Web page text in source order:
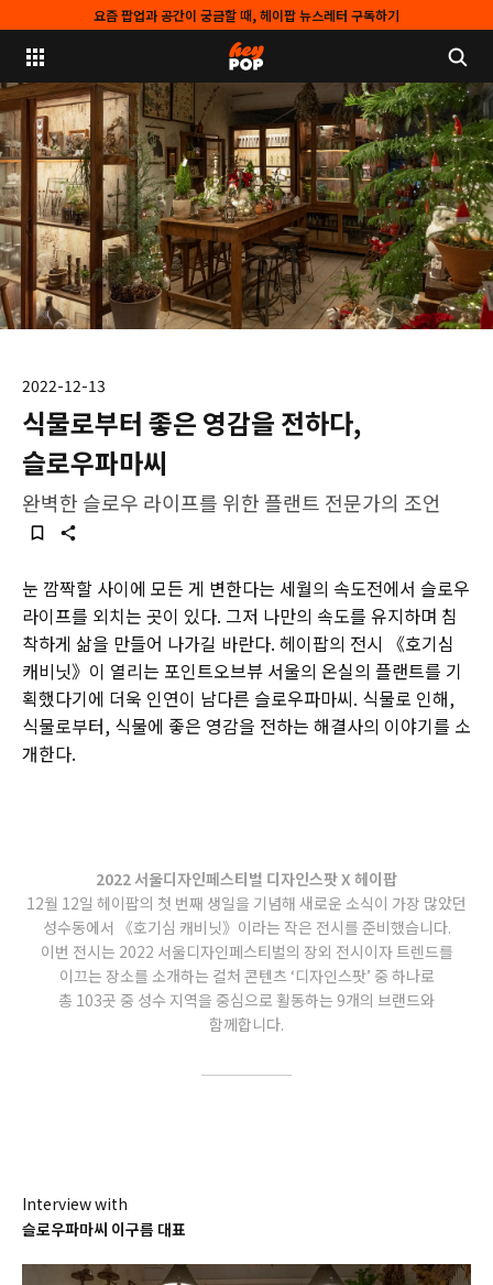
요즘 팝업과 공간이 궁금할 때, 헤이팝 뉴스레터 구독하기
2022-12-13
식물로부터 좋은 영감을 전하다,
슬로우파마씨
완벽한 슬로우 라이프를 위한 플랜트 전문가의 조언
눈 깜짝할 사이에 모든 게 변한다는 세월의 속도전에서 슬로우
라이프를 외치는 곳이 있다. 그저 나만의 속도를 유지하며 침
착하게 삶을 만들어 나가길 바란다. 헤이팝의 전시 《호기심
캐비닛》이 열리는 포인트오브뷰 서울의 온실의 플랜트를 기
획했다기에 더욱 인연이 남다른 슬로우파마씨. 식물로 인해,
식물로부터, 식물에 좋은 영감을 전하는 해결사의 이야기를 소
개한다.
2022서울디자인페스티벌 디자인스팟 X 헤이팝
12월 12일 헤이팝의 첫 번째 생일을 기념해 새로운 소식이 가장 많았던
성수동에서 《호기심 캐비닛》이라는 작은 전시를 준비했습니다.
이번 전시는 2022 서울디자인페스티벌의 장외 전시이자 트렌드를
이끄는 장소를 소개하는 컬처 콘텐츠 ‘디자인스팟’ 중 하나로
총 103곳 중 성수 지역을 중심으로 활동하는 9개의 브랜드와
함께합니다.
Interview with
슬로우파마씨 이구름 대표